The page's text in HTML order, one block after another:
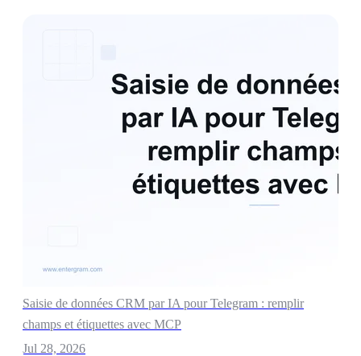
Saisie de données CRM par IA pour Telegram : remplir
champs et étiquettes avec MCP
Jul 28, 2026